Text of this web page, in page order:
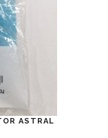
ASTRAL